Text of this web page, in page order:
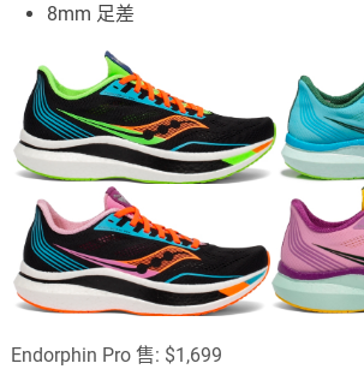
8mm 足差
Endorphin Pro 售: $1,699